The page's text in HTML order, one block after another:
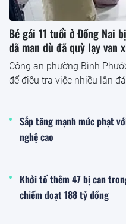
Bé gái 11 tuổi ở Đồng Nai
dã man dù đã quỳ lạy van
Công an phường Bình
để điều tra việc nhiều lần
Sắp tăng mạnh mức phạt
nghệ cao
Khởi tố thêm 47 bị can
chiếm đoạt 188 tỷ đồng